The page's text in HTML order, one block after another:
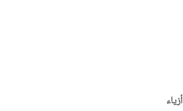
أزياء